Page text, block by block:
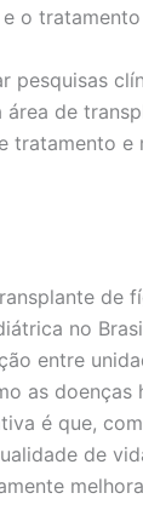
o
pesquisas
de
tratamento e
de
no
entre
as doenças
é que,
de